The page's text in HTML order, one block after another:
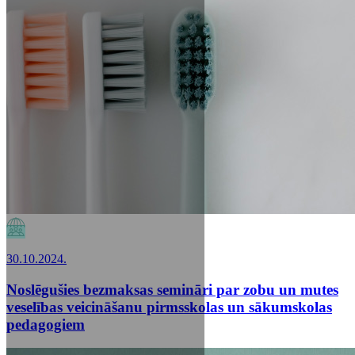
30.10.2024.
Noslēgušies bezmaksas semināri par zobu un mutes
veselības veicināšanu pirmsskolas un sākumskolas
pedagogiem